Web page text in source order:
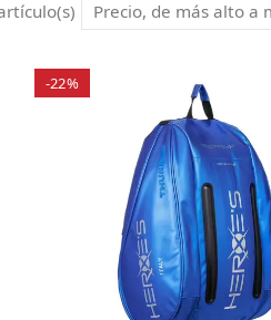
Precio, de más alto a
-22%